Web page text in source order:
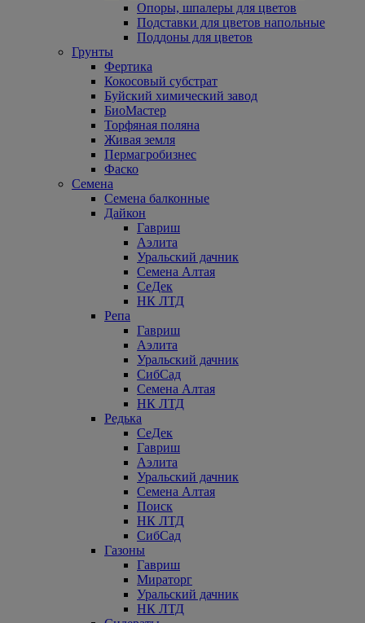
Опоры, шпалеры для цветов
Подставки для цветов напольные
Поддоны для цветов
Грунты
Фертика
Кокосовый субстрат
Буйский химический завод
БиоМастер
Торфяная поляна
Живая земля
Пермагробизнес
Фаско
Семена
Семена балконные
Дайкон
Гавриш
Аэлита
Уральский дачник
Семена Алтая
СеДек
НК ЛТД
Репа
Гавриш
Аэлита
Уральский дачник
СибСад
Семена Алтая
НК ЛТД
Редька
СеДек
Гавриш
Аэлита
Уральский дачник
Семена Алтая
Поиск
НК ЛТД
СибСад
Газоны
Гавриш
Мираторг
Уральский дачник
НК ЛТД